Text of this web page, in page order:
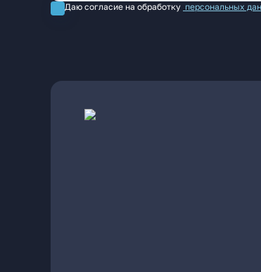
Даю согласие на обработку персональных